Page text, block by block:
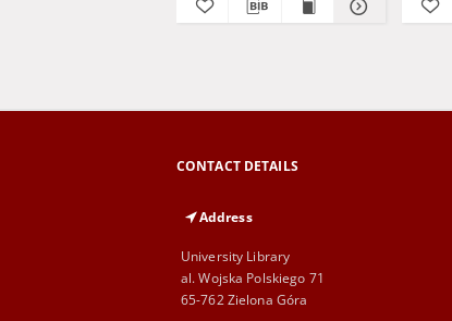
CONTACT DETAILS
Address
University Library
al. Wojska Polskiego 71
65-762 Zielona Góra